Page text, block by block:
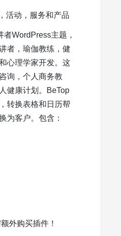
活动，服务和产品
者WordPress主题，
者，瑜伽教练，健
心理学家开发。这
询，个人商务教
健康计划。BeTop
转换表格和日历帮
为客户。包含：
外购买插件！